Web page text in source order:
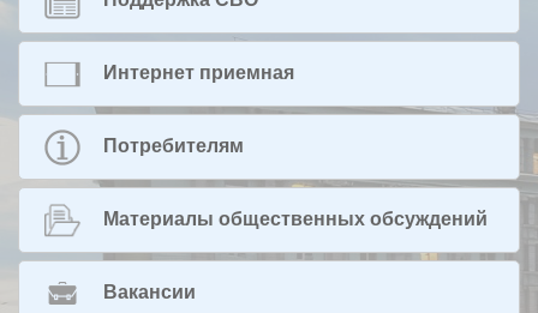
Интернет приемная
Потребителям
Материалы общественных обсуждений
Вакансии